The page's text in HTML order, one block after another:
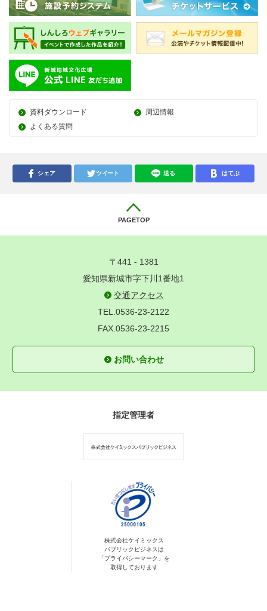
資料ダウンロード
周辺情報
よくある質問
シェア ツイート 送る はてぶ
PAGETOP
〒441 - 1381
愛知県新城市字下川1番地1
交通アクセス
TEL.0536-23-2122
FAX.0536-23-2215
お問い合わせ
指定管理者
株式会社ケイミックス
パブリックビジネスは
「プライバシーマーク」を
取得しております